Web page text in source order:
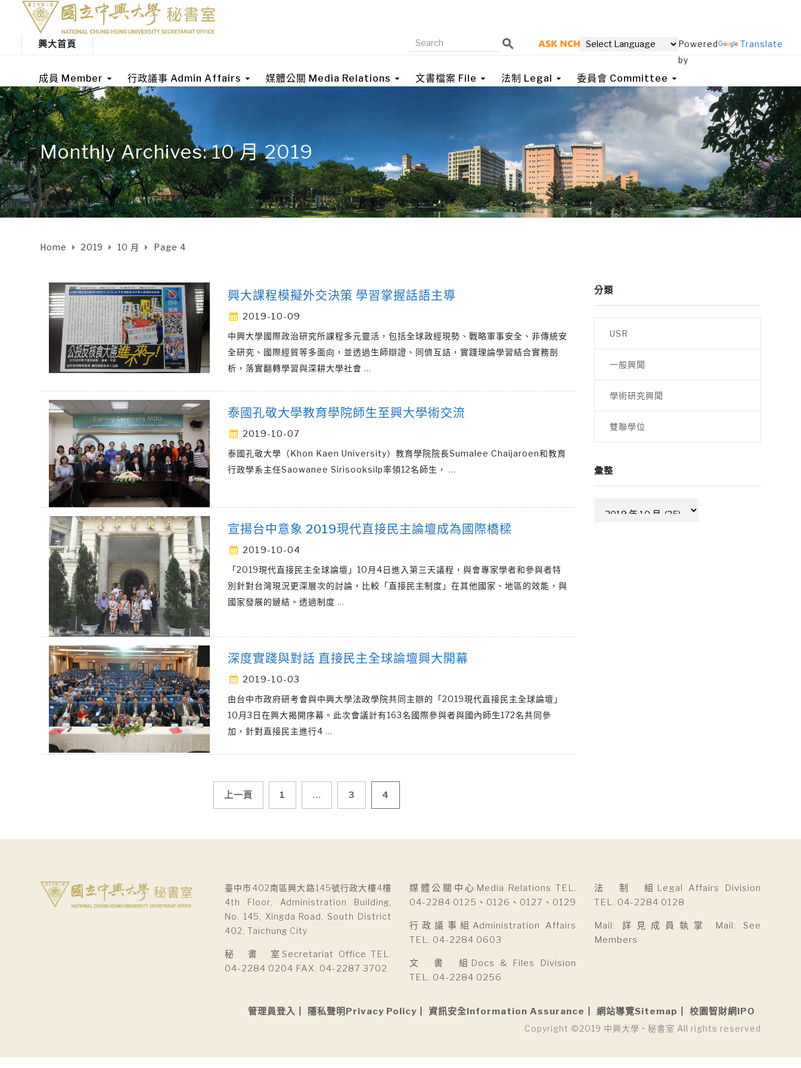
興大首頁
Powered
by
Translate
成員 Member 行政議事 Admin Affairs 媒體公關 Media Relations 文書檔案 File 法制 Legal 委員會 Committee
Monthly Archives: 10 月 2019
Home 2019 10 月 Page 4
興大課程模擬外交決策 學習掌握話語主導
2019-10-09
中興大學國際政治研究所課程多元靈活，包括全球政經現勢、戰略軍事安全、非傳統安
全研究、國際經貿等多面向，並透過生師辯證、同儕互詰，實踐理論學習結合實務剖
析，落實翻轉學習與深耕大學社會 …
泰國孔敬大學教育學院師生至興大學術交流
2019-10-07
泰國孔敬大學（Khon Kaen University）教育學院院長Sumalee Chaijaroen和教育
行政學系主任Saowanee Sirisooksilp率領12名師生， …
宣揚台中意象 2019現代直接民主論壇成為國際橋樑
2019-10-04
「2019現代直接民主全球論壇」10月4日進入第三天議程，與會專家學者和參與者特
別針對台灣現況更深層次的討論，比較「直接民主制度」在其他國家、地區的效能，與
國家發展的鏈結。透過制度 …
深度實踐與對話 直接民主全球論壇興大開幕
2019-10-03
由台中市政府研考會與中興大學法政學院共同主辦的「2019現代直接民主全球論壇」
10月3日在興大揭開序幕。此次會議計有163名國際參與者與國內師生172名共同參
加，針對直接民主進行4 …
覽
上一頁 1 ... 3 4
分類
USR
一般興聞
學術研究興聞
雙聯學位
彙整
臺中市402南區興大路145號行政大樓4樓
4th Floor, Administration Building,
No. 145, Xingda Road, South District
402, Taichung City
秘 書 室Secretariat Office TEL.
04-2284 0204 FAX. 04-2287 3702
媒體公關中心Media Relations TEL.
04-2284 0125、0126、0127、0129
行政議事組Administration Affairs
TEL. 04-2284 0603
文 書 組Docs & Files Division
TEL. 04-2284 0256
法 制 組Legal Affairs Division
TEL. 04-2284 0128
Mail: 詳見成員執掌 Mail: See
Members
管理員登入 隱私聲明Privacy Policy 資訊安全Information Assurance 網站導覽Sitemap 校園智財網IPO
Copyright ©2019 中興大學 • 秘書室 All rights reserved